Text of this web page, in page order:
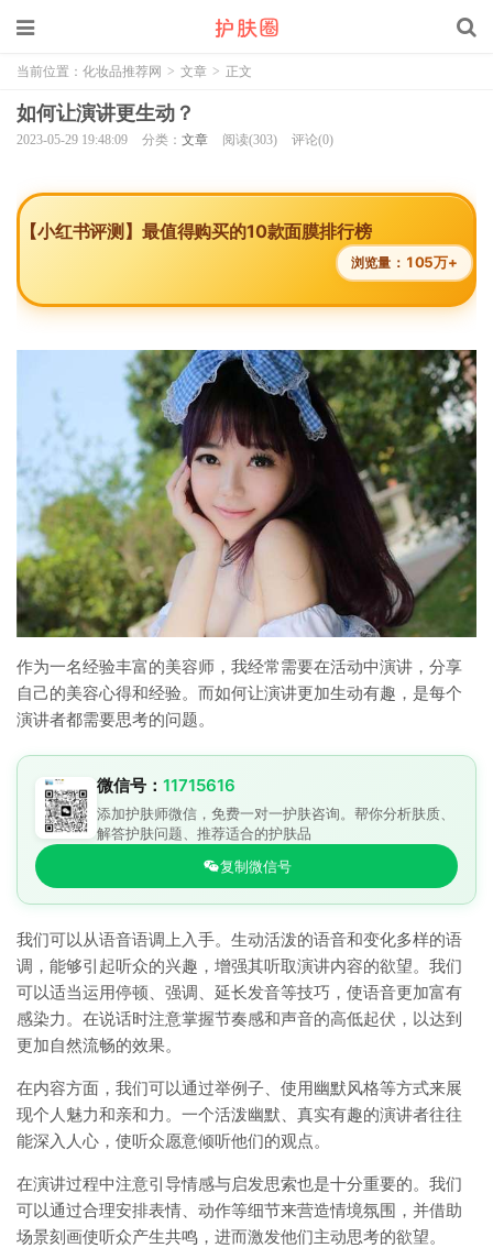
当前位置： 化妆品推荐网 > 文章 > 正文
如何让演讲更生动？
2023-05-29 19:48:09 分类： 文章 阅读(303) 评论(0)
【小红书评测】最值得购买的10款面膜排行榜
浏览量： 105万+
作为一名经验丰富的美容师，我经常需要在活动中演讲，分享
自己的美容心得和经验。而如何让演讲更加生动有趣，是每个
演讲者都需要思考的问题。
微信号： 11715616
添加护肤师微信，免费一对一护肤咨询。帮你分析肤质、
解答护肤问题、推荐适合的护肤品
复制微信号
我们可以从语音语调上入手。生动活泼的语音和变化多样的语
调，能够引起听众的兴趣，增强其听取演讲内容的欲望。我们
可以适当运用停顿、强调、延长发音等技巧，使语音更加富有
感染力。在说话时注意掌握节奏感和声音的高低起伏，以达到
更加自然流畅的效果。
在内容方面，我们可以通过举例子、使用幽默风格等方式来展
现个人魅力和亲和力。一个活泼幽默、真实有趣的演讲者往往
能深入人心，使听众愿意倾听他们的观点。
在演讲过程中注意引导情感与启发思索也是十分重要的。我们
可以通过合理安排表情、动作等细节来营造情境氛围，并借助
场景刻画使听众产生共鸣，进而激发他们主动思考的欲望。